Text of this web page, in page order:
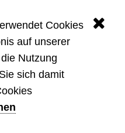
Cookies
auf unserer
Nutzung
sich damit